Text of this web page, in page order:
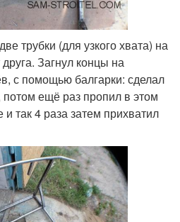
трубки (для узкого хвата) на
Загнул концы на
с помощью балгарки: сделал
потом ещё раз пропил в этом
так 4 раза затем прихватил